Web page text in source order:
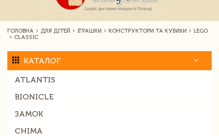
ГОЛОВНА ДЛЯ ДІТЕЙ ІГРАШКИ КОНСТРУКТОРИ ТА КУБИКИ
LEGO
CLASSIC
КАТАЛОГ
ATLANTIS
BIONICLE
ЗАМОК
CHIMA